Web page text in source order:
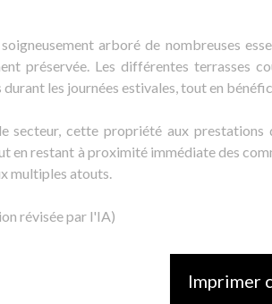
arboré de nombreuses
préservée. Les différentes terrasses
les journées estivales, tout en
secteur, cette propriété aux prestations
en restant à proximité immédiate des
multiples atouts.
révisée par l'IA)
Imprimer